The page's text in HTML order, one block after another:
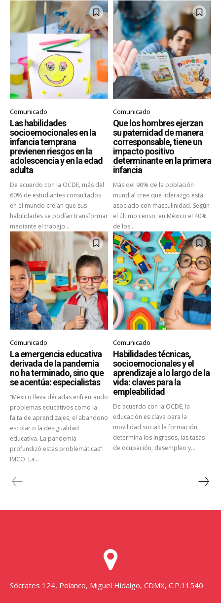
Comunicado
Las habilidades
socioemocionales en la
infancia temprana
previenen riesgos en la
adolescencia y en la edad
adulta
De acuerdo con la OCDE, más del
60% de estudiantes consultados
en el mundo creían que sus
habilidades se podían transformar
mediante el trabajo...
Comunicado
Que los hombres ejerzan
su paternidad de manera
corresponsable, tiene un
impacto positivo
determinante en la primera
infancia
Más del 90% de la población
mundial cree que liderazgo está
asociado con masculinidad. Según
el último censo, en México el 40%
de los...
Comunicado
La emergencia educativa
derivada de la pandemia
no ha terminado, sino que
se acentúa: especialistas
“México lleva décadas enfrentando
problemas educativos como la
falta de aprendizajes, el abandono
escolar o la desigualdad
educativa. La pandemia
profundizó estas problemáticas”:
IMCO. La...
Comunicado
Habilidades técnicas,
socioemocionales y el
aprendizaje a lo largo de la
vida: claves para la
empleabilidad
De acuerdo con la OCDE, la
educación es clave para la
movilidad social: la formación
determina los ingresos, las tasas
de ocupación, desempleo y...
Sócrates 124, Polanco, Miguel Hidalgo, CDMX, C.P.11540